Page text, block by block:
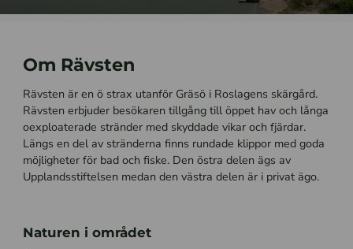
Om Rävsten
Rävsten är en ö strax utanför Gräsö i Roslagens skärgård.
Rävsten erbjuder besökaren tillgång till öppet hav och långa
oexploaterade stränder med skyddade vikar och fjärdar.
Längs en del av stränderna finns rundade klippor med goda
möjligheter för bad och fiske. Den östra delen ägs av
Upplandsstiftelsen medan den västra delen är i privat ägo.
Naturen i området